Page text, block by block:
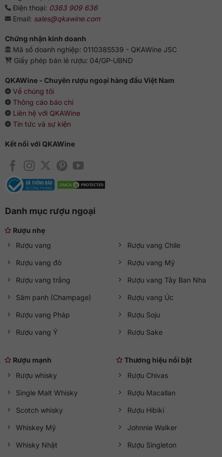
Điện thoại: 0363 909 636
Email: sales@qkawine.com
Chứng nhận kinh doanh
Mã số doanh nghiệp: 0110385539 - QKAWine JSC
Giấy phép bán lẻ rượu: 04/GP-UBND
QKAWine - Chuyên rượu ngoại hàng đầu Việt Nam
Về chúng tôi
Thông cáo báo chí
Liên hệ với QKAWine
Tin tức và sự kiện
Kết nối với QKAWine
Danh mục rượu ngoại
Rượu nhẹ
Rượu vang
Rượu vang đỏ
Rượu vang trắng
Sâm panh (Champage)
Rượu vang Pháp
Rượu vang Ý
Rượu vang Chile
Rượu vang Mỹ
Rượu vang Tây Ban Nha
Rượu vang Úc
Rượu Soju
Rượu Sake
Rượu mạnh
Rượu whisky
Single Malt Whisky
Scotch whisky
Whiskey Mỹ
Whisky Nhật
Thương hiệu nổi bật
Rượu Chivas
Rượu Macallan
Rượu Hibiki
Johnnie Walker
Rượu Singleton